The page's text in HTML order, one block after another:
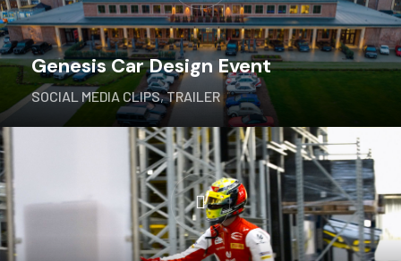
Genesis Car Design Event
SOCIAL MEDIA CLIPS,TRAILER